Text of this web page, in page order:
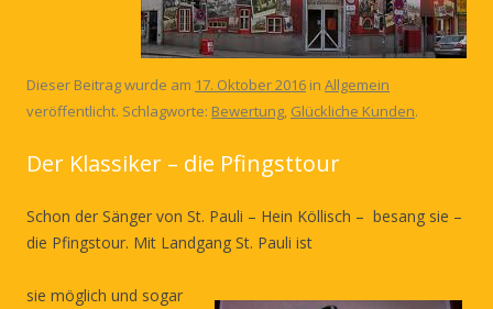
Dieser Beitrag wurde am 17. Oktober 2016 in Allgemein
veröffentlicht. Schlagworte: Bewertung, Glückliche Kunden.
Der Klassiker – die Pfingsttour
Schon der Sänger von St. Pauli – Hein Köllisch – besang sie –
die Pfingstour. Mit Landgang St. Pauli ist
sie möglich und sogar